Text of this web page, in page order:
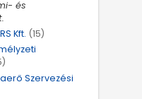
és
Kft. (15)
Szervezési